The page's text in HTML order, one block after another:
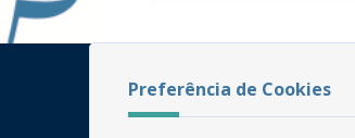
Preferência de Cookies